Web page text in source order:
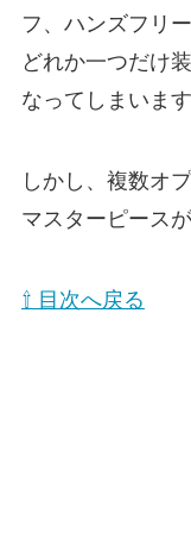
フ、ハンズフリ
どれか一つだけ
なってしまいます
しかし、複数オ
マスターピース
⇧ 目次へ戻る